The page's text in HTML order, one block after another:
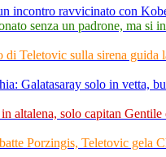
incontro ravvicinato con
senza un padrone, ma si
di Teletovic sulla sirena guida
Galatasaray solo in vetta,
altalena, solo capitan Gentile
Porzingis, Teletovic gela